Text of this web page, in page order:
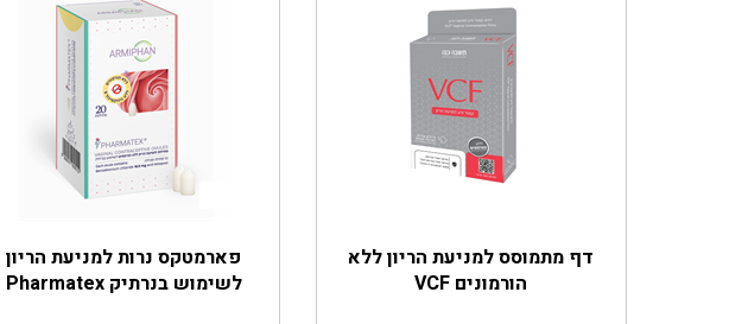
פארמטקס נרות למניעת הריון
לשימוש בנרתיק Pharmatex
‎דף מתמוסס למניעת הריון ללא
הורמונים VCF